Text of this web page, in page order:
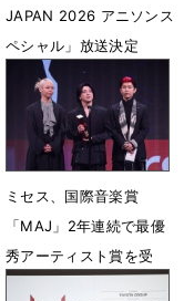
JAPAN 2026 アニソンス
ペシャル」放送決定
7月27日 12時34分
ミセス、国際音楽賞
「MAJ」2年連続で最優
秀アーティスト賞を受